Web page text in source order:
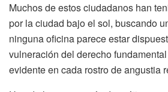
Muchos de estos ciudadanos han
por la ciudad bajo el sol, buscando
ninguna oficina parece estar
vulneración del derecho
evidente en cada rostro de angustia